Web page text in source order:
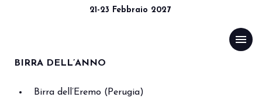
21-23 Febbraio 2027
menu
COMUNICATO STAMPA
BEER&FOOD ATTRACTION
VINCITORI DEI CONCORSI
BIRRA DELL’ANNO
Birra dell’Eremo (Perugia)